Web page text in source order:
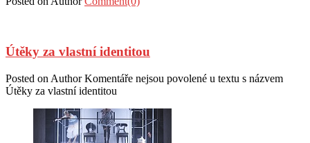
Útěky za vlastní identitou
Posted on Author Komentáře nejsou povolené u textu s názvem
Útěky za vlastní identitou